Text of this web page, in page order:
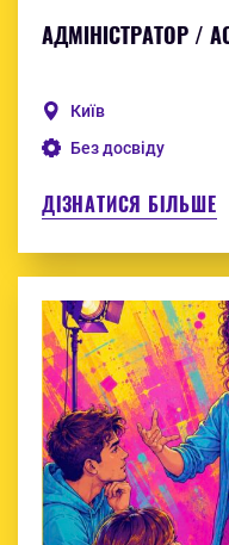
АДМІНІСТРАТОР /
Київ
Без досвіду
ДІЗНАТИСЯ БІЛЬШЕ